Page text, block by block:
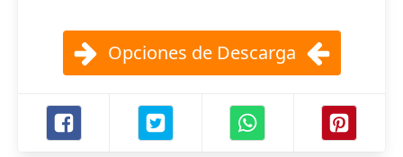
Opciones de Descarga